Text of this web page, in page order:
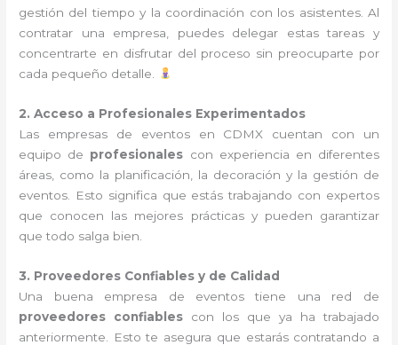
gestión del tiempo y la coordinación con los asistentes. Al
contratar una empresa, puedes delegar estas tareas y
concentrarte en disfrutar del proceso sin preocuparte por
cada pequeño detalle.
2. Acceso a Profesionales Experimentados
Las empresas de eventos en CDMX cuentan con un
equipo de profesionales con experiencia en diferentes
áreas, como la planificación, la decoración y la gestión de
eventos. Esto significa que estás trabajando con expertos
que conocen las mejores prácticas y pueden garantizar
que todo salga bien.
3. Proveedores Confiables y de Calidad
Una buena empresa de eventos tiene una red de
proveedores confiables con los que ya ha trabajado
anteriormente. Esto te asegura que estarás contratando a